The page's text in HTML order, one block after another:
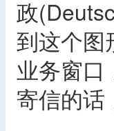
政
到这个图
业务窗口
寄信的话